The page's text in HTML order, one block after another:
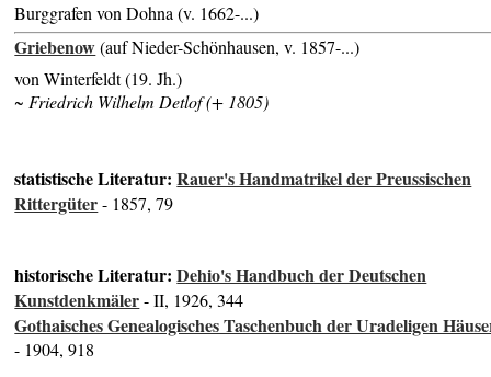
Burggrafen von Dohna (v. 1662-...)
Griebenow(auf Nieder-Schönhausen, v. 1857-...)
von Winterfeldt (19. Jh.)
~ Friedrich Wilhelm Detlof (+ 1805)
statistische Literatur:Rauer's Handmatrikel der Preussischen
Rittergüter- 1857, 79
historische Literatur:Dehio's Handbuch der Deutschen
Kunstdenkmäler- II, 1926, 344
Gothaisches Genealogisches Taschenbuch der Uradeligen
- 1904, 918